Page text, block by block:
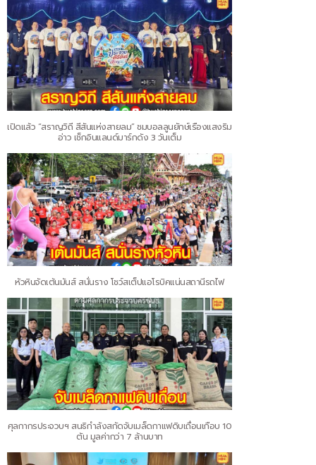
เปิดแล้ว “สราญวิถี สีสันแห่งสายลม” ชมบอลลูนยักษ์เรืองแสงริม
อ่าว เช็กอินแลนด์มาร์กดัง 3 วันเต็ม
หัวหินจัดเต้นมันส์ สนั่นราง โชว์สเต็ปแอโรบิคแน่นสถานีรถไฟ
ศุลกากรประจวบฯ สนธิกำลังสกัดจับเมล็ดกาแฟดิบเถื่อนเกือบ 10
ตัน มูลค่ากว่า 7 ล้านบาท